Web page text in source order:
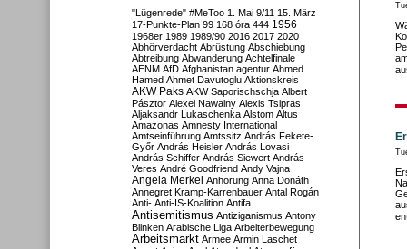
"Lügenrede" #MeToo 1. Mai 9/11 15. März
17-Punkte-Plan 99 168 óra 444 1956
1968er 1989 1989/90 2016 2017 2020
Abhörverdacht Abrüstung Abschiebung
Abtreibung Abwanderung Achtelfinale
AENM AfD Afghanistan agentur Ahmed
Hamed Ahmet Davutoglu Aktionskreis
AKW Paks AKW Saporischschja Albert
Pásztor Alexei Nawalny Alexis Tsipras
Aljaksandr Lukaschenka Alstom Altus
Amazonas Amnesty International
Amtseinführung Amtssitz András Fekete-
Győr András Heisler András Lovasi
András Schiffer András Siewert András
Veres André Goodfriend Andy Vajna
Angela Merkel Anhörung Anna Donáth
Annegret Kramp-Karrenbauer Antal Rogán
Anti- Anti-IS-Koalition Antifa
Antisemitismus Antiziganismus Antony
Blinken Arabische Liga Arbeiterbewegung
Arbeitsmarkt Armee Armin Laschet